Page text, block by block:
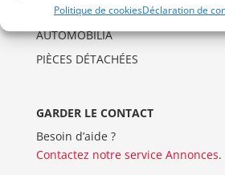
Politique de cookiesDéclaration de
VENTES AUX ENCHERES
AUTOMOBILIA
PIÈCES DÉTACHÉES
GARDER LE CONTACT
Besoin d’aide ?
Contactez notre service Annonces.